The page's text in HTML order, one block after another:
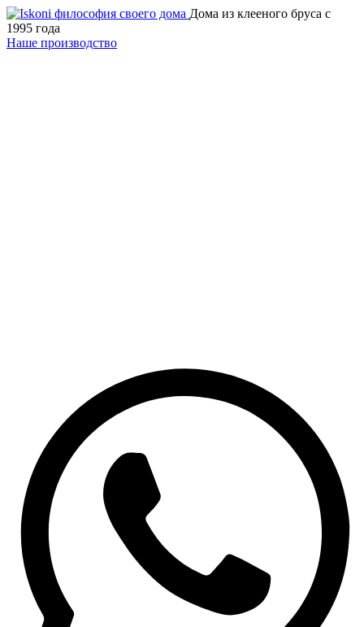
Дома из клееного бруса с
1995 года
Наше производство